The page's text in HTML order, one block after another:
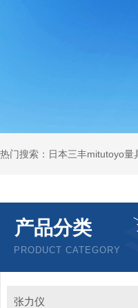
产品分类
PRODUCT CATEGORY
张力仪